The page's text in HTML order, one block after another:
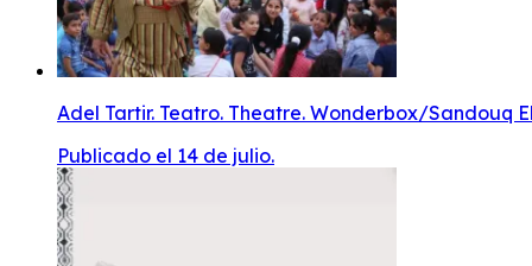
Adel Tartir. Teatro. Theatre. Wonderbox/Sandouq
Publicado el 14 de julio.